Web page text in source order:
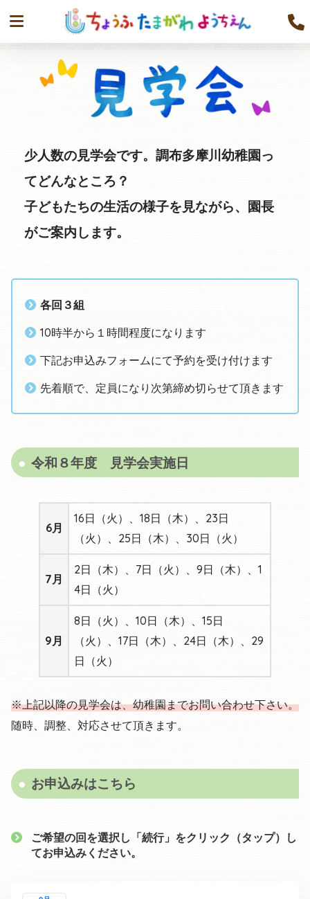
少人数の見学会です。調布多摩川幼稚園っ
てどんなところ？
子どもたちの生活の様子を見ながら、園長
がご案内します。
各回３組
10時半から１時間程度になります
下記お申込みフォームにて予約を受け付けます
先着順で、定員になり次第締め切らせて頂きます
令和８年度 見学会実施日
6月
16日（火）、18日（木）、23日
（火）、25日（木）、30日（火）
7月
2日（木）、7日（火）、9日（木）、1
4日（火）
9月
8日（火）、10日（木）、15日
（火）、17日（木）、24日（木）、29
日（火）
※上記以降の見学会は、幼稚園までお問い合わせ下さい。
随時、調整、対応させて頂きます。
お申込みはこちら
ご希望の回を選択し「続行」をクリック（タップ）し
てお申込みください。